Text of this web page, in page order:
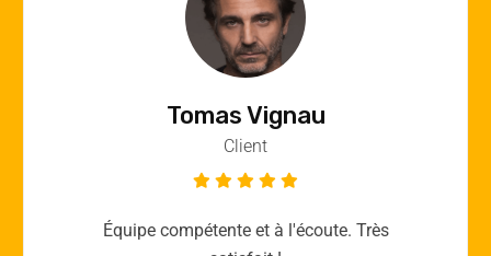
Vincent Quere
Client
Merci yellow365.work pour votre expertise!